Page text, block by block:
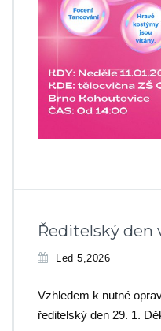
Ředitelský den
Led 5,2026
Vzhledem k nutné
ředitelský den 29. 1.